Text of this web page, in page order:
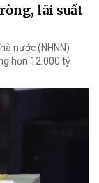
lãi suất
nước (NHNN)
hơn 12.000 tỷ